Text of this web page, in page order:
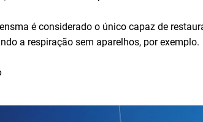
é considerado o único capaz de
a respiração sem aparelhos, por exemplo.